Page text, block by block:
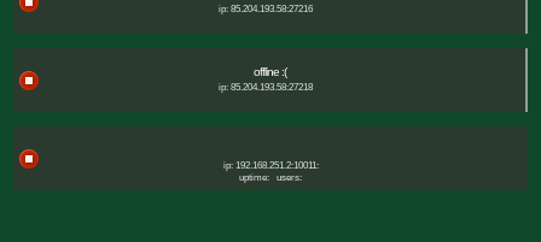
ip: 85.204.193.58:27216
offline :(
ip: 85.204.193.58:27218
ip: 192.168.251.2:10011:
uptime:
users: